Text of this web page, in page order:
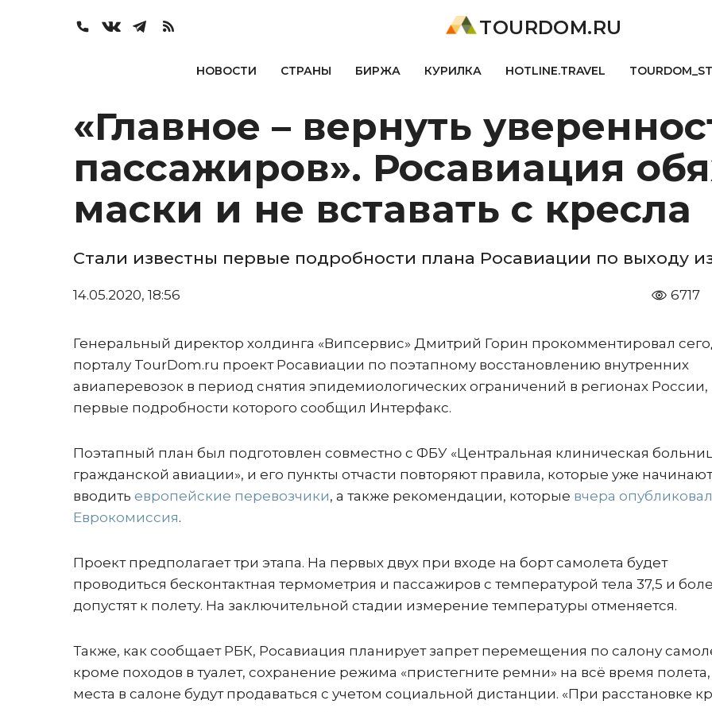
TOURDOM.RU
НОВОСТИ СТРАНЫ БИРЖА КУРИЛКА HOTLINE.TRAVEL
«Главное – вернуть
пассажиров». Росавиация
маски и не вставать с кресла
Стали известны первые подробности плана Росавиации по выходу
14.05.2020, 18:56 6717
Генеральный директор холдинга «Випсервис» Дмитрий Горин прокомментировал
порталу TourDom.ru проект Росавиации по поэтапному восстановлению внутренних
авиаперевозок в период снятия эпидемиологических ограничений в регионах России,
первые подробности которого сообщил Интерфакс.
Поэтапный план был подготовлен совместно с ФБУ «Центральная клиническая
гражданской авиации», и его пункты отчасти повторяют правила, которые уже начинают
вводить европейские перевозчики, а также рекомендации, которые вчера
Еврокомиссия.
Проект предполагает три этапа. На первых двух при входе на борт самолета будет
проводиться бесконтактная термометрия и пассажиров с температурой тела 37,5 и
допустят к полету. На заключительной стадии измерение температуры отменяется.
Также, как сообщает РБК, Росавиация планирует запрет перемещения по салону
кроме походов в туалет, сохранение режима «пристегните ремни» на всё время полета,
места в салоне будут продаваться с учетом социальной дистанции. «При расстановке